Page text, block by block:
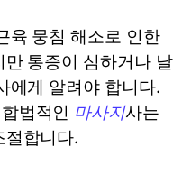
육 뭉침 해소로 인한
통증이 심하거나 날
에게 알려야 합니다.
법적인 마사지사는
절합니다.